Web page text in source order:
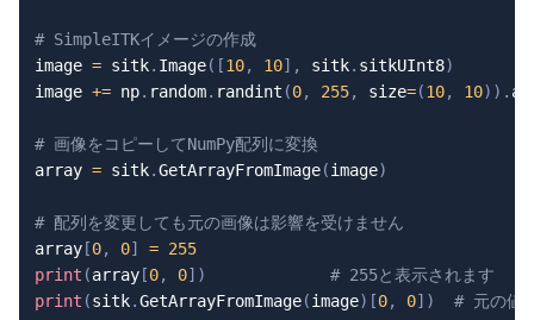
# SimpleITKイメージの作成
image = sitk. Image( [10, 10] , sitk. sitkUInt8)
image += np. random. randint (0, 255, size=(10, 10) ) .
# 画像をコピーしてNumPy配列に変換
array = sitk.GetArrayFromImage(image)
# 配列を変更しても元の画像は影響を受けません
array[0, 0] = 255
print (array[0, 0] )
# 255と表示されます
print (sitk.GetArrayFromImage(image) [0, 0] ) # 元の値